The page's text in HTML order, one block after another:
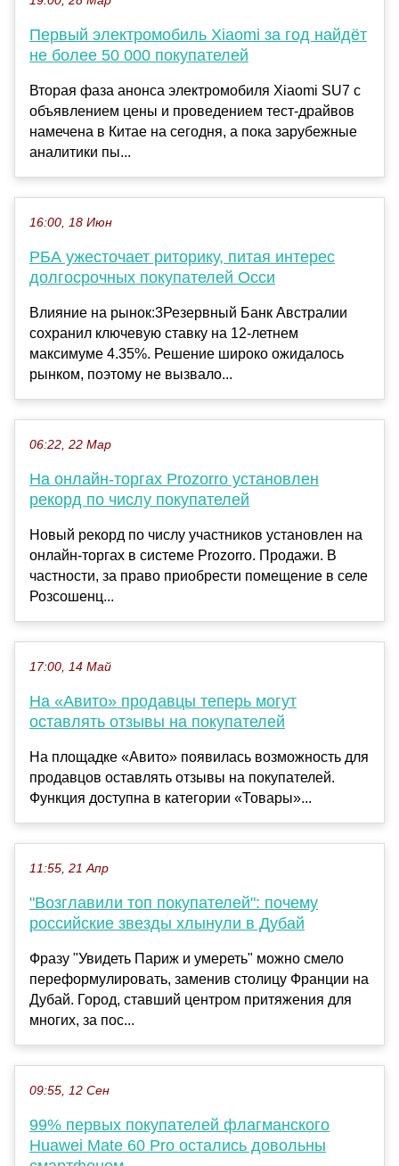
Первый электромобиль Xiaomi за год найдёт
не более 50 000 покупателей
Вторая фаза анонса электромобиля Xiaomi SU7 с
объявлением цены и проведением тест-драйвов
намечена в Китае на сегодня, а пока зарубежные
аналитики пы...
16:00, 18 Июн
РБА ужесточает риторику, питая интерес
долгосрочных покупателей Осси
Влияние на рынок:3Резервный Банк Австралии
сохранил ключевую ставку на 12-летнем
максимуме 4.35%. Решение широко ожидалось
рынком, поэтому не вызвало...
06:22, 22 Мар
На онлайн-торгах Prozorro установлен
рекорд по числу покупателей
Новый рекорд по числу участников установлен на
онлайн-торгах в системе Prozorro. Продажи. В
частности, за право приобрести помещение в селе
Розсошенц...
17:00, 14 Май
На «Авито» продавцы теперь могут
оставлять отзывы на покупателей
На площадке «Авито» появилась возможность для
продавцов оставлять отзывы на покупателей.
Функция доступна в категории «Товары»...
11:55, 21 Апр
"Возглавили топ покупателей": почему
российские звезды хлынули в Дубай
Фразу "Увидеть Париж и умереть" можно смело
переформулировать, заменив столицу Франции на
Дубай. Город, ставший центром притяжения для
многих, за пос...
09:55, 12 Сен
99% первых покупателей флагманского
Huawei Mate 60 Pro остались довольны